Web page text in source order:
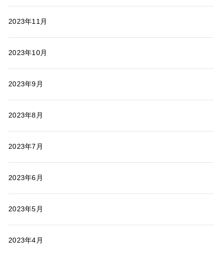
2023年11月
2023年10月
2023年9月
2023年8月
2023年7月
2023年6月
2023年5月
2023年4月